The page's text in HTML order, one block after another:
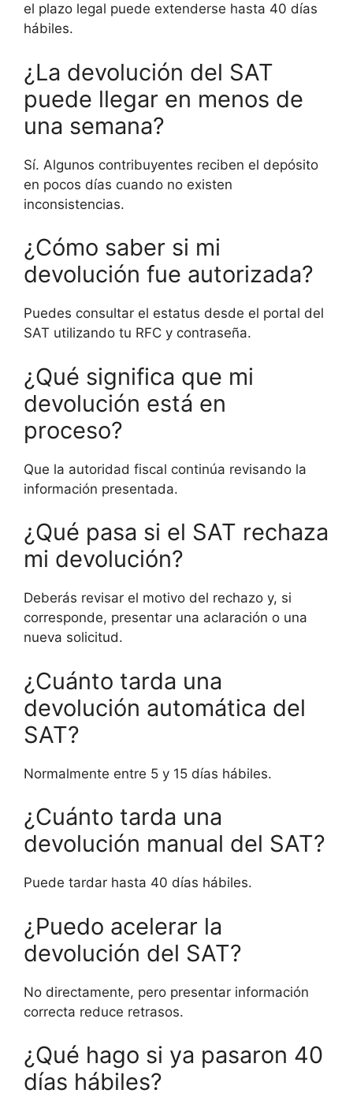
el plazo legal puede extenderse hasta 40 días
hábiles.
¿La devolución del SAT
puede llegar en menos de
una semana?
Sí. Algunos contribuyentes reciben el depósito
en pocos días cuando no existen
inconsistencias.
¿Cómo saber si mi
devolución fue autorizada?
Puedes consultar el estatus desde el portal del
SAT utilizando tu RFC y contraseña.
¿Qué significa que mi
devolución está en
proceso?
Que la autoridad fiscal continúa revisando la
información presentada.
¿Qué pasa si el SAT rechaza
mi devolución?
Deberás revisar el motivo del rechazo y, si
corresponde, presentar una aclaración o una
nueva solicitud.
¿Cuánto tarda una
devolución automática del
SAT?
Normalmente entre 5 y 15 días hábiles.
¿Cuánto tarda una
devolución manual del SAT?
Puede tardar hasta 40 días hábiles.
¿Puedo acelerar la
devolución del SAT?
No directamente, pero presentar información
correcta reduce retrasos.
¿Qué hago si ya pasaron 40
días hábiles?